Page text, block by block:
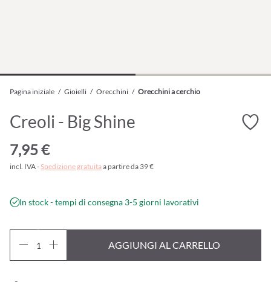
Pagina iniziale / Gioielli / Orecchini / Orecchini a cerchio
Creoli - Big Shine
7,95 €
incl. IVA - Spedizione gratuitaa partire da 39 €
In stock - tempi di consegna 3-5 giorni lavorativi
AGGIUNGI AL CARRELLO